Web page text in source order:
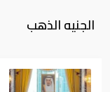
الجنيه الذهب